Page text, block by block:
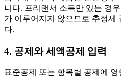
니다. 프리랜서 소득만 있는 경
가 이루어지지 않으므로 추정세
다.
4. 공제와 세액공제 입력
표준공제 또는 항목별 공제에